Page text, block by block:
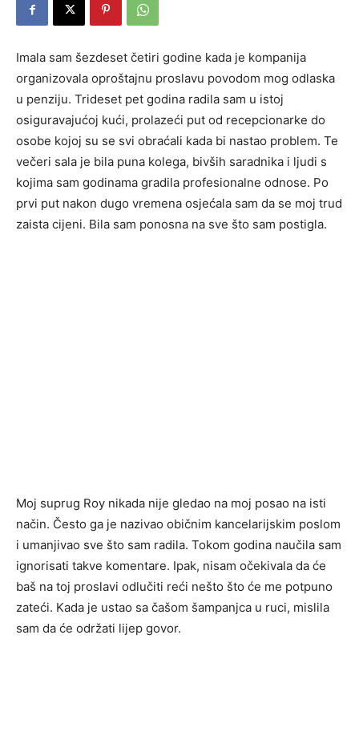
Imala sam šezdeset četiri godine kada je kompanija
organizovala oproštajnu proslavu povodom mog odlaska
u penziju. Trideset pet godina radila sam u istoj
osiguravajućoj kući, prolazeći put od recepcionarke do
osobe kojoj su se svi obraćali kada bi nastao problem. Te
večeri sala je bila puna kolega, bivših saradnika i ljudi s
kojima sam godinama gradila profesionalne odnose. Po
prvi put nakon dugo vremena osjećala sam da se moj trud
zaista cijeni. Bila sam ponosna na sve što sam postigla.
Moj suprug Roy nikada nije gledao na moj posao na isti
način. Često ga je nazivao običnim kancelarijskim poslom
i umanjivao sve što sam radila. Tokom godina naučila sam
ignorisati takve komentare. Ipak, nisam očekivala da će
baš na toj proslavi odlučiti reći nešto što će me potpuno
zateći. Kada je ustao sa čašom šampanjca u ruci, mislila
sam da će održati lijep govor.